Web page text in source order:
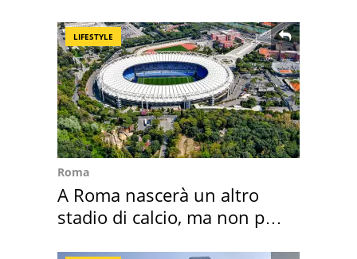
LIFESTYLE
Roma
A Roma nascerà un altro
stadio di calcio, ma non per